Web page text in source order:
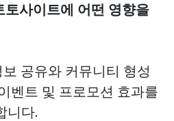
토사이트에 어떤 영향을
공유와 커뮤니티 형성
벤트 및 프로모션 효과를
니다.